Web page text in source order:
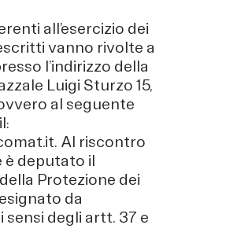
all’esercizio dei
vanno rivolte a
l’indirizzo della
Luigi Sturzo 15,
al seguente
Al riscontro
è deputato il
Protezione dei
da
sensi degli artt. 37 e